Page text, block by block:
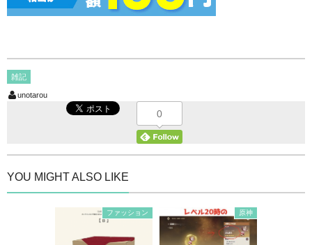
雑記
unotarou
0
YOU MIGHT ALSO LIKE
ファッション 原神